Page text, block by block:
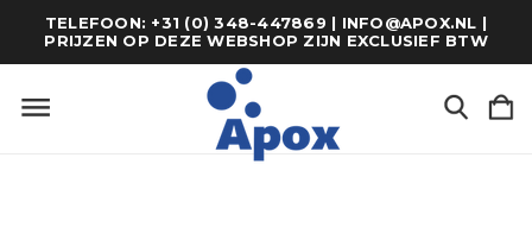
TELEFOON: +31 (0) 348-447869 | INFO@APOX.NL |
PRIJZEN OP DEZE WEBSHOP ZIJN EXCLUSIEF BTW